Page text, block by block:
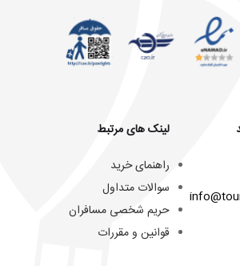
لینک های مرتبط
راهنمای خرید
سوالات متداول
حریم شخصی مسافران
قوانین و مقررات